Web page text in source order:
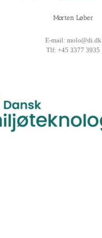
Morten Løber
E-mail: molo@di.dk
Tlf: +45 3377 3935